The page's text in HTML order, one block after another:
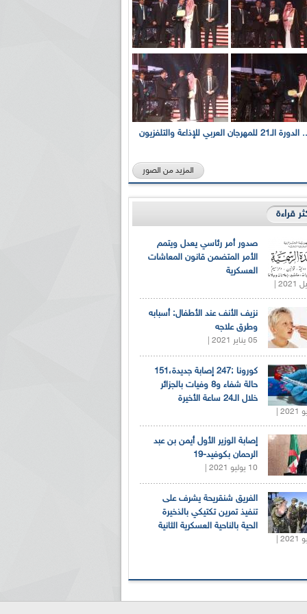
بالصور... الدورة الـ21 للمهرجان العربي للإذاعة والتلفزيون
المزيد من الصور
قراءة
صدور أمر رئاسي يعدل ويتمم
الأمر المتضمن قانون المعاشات
العسكرية
نزيف الأنف عند الأطفال: أسبابه
وطرق علاجه
05 يناير 2021 |
كورونا :247 إصابة جديدة،151
حالة شفاء و8 وفيات بالجزائر
خلال الـ24 ساعة الأخيرة
إصابة الوزير الأول أيمن بن عبد
الرحمان بكوفيد-19
10 يوليو 2021 |
الفريق شنقريحة يشرف على
تنفيذ تمرين تكتيكي بالذخيرة
الحية بالناحية العسكرية الثانية